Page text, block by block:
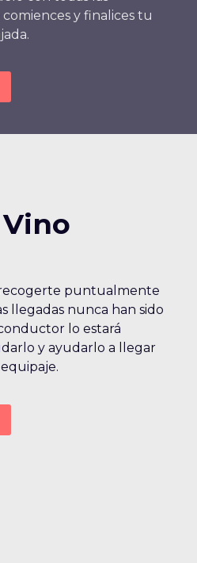
y finalices tu
puntualmente
llegadas nunca han sido
lo estará
y ayudarlo a llegar